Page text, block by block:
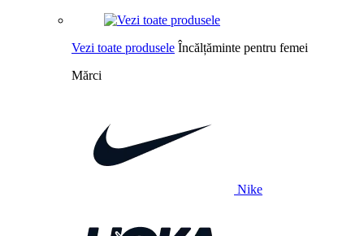
Vezi toate produsele Încălțăminte pentru femei
Mărci
Nike